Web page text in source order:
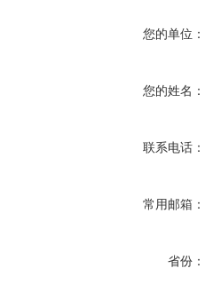
您的单位：
您的姓名：
联系电话：
常用邮箱：
省份：